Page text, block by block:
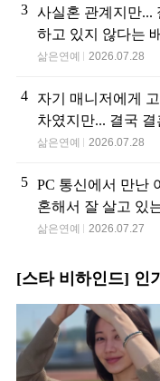
3 사실혼 관계지만...
하고 있지 않다는
삶은연예 2026.07.28
4
자기 매니저에게
차였지만... 결국
삶은연예 2026.07.28
5 PC 통신에서 만난
혼해서 잘 살고 있
삶은연예 2026.07.27
[스타 비하인드] 인